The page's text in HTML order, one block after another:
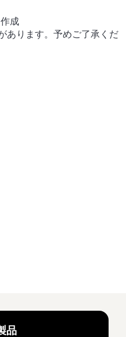
成
あります。予めご了承くだ
品